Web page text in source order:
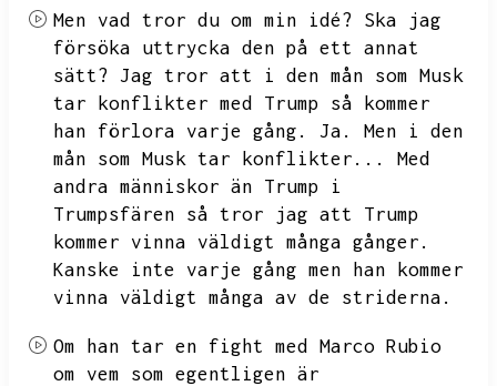
Men vad tror du om min idé?
Ska jag
försöka uttrycka den på ett annat
sätt? Jag tror att i den mån som Musk
tar konflikter med Trump så kommer
han förlora varje gång.
Ja.
Men i den
mån som Musk tar konflikter...
Med
andra människor än Trump i
Trumpsfären så tror jag att Trump
kommer vinna väldigt många gånger.
Kanske inte varje gång men han kommer
vinna väldigt många av de striderna.
Om han tar en fight med Marco Rubio
om vem som egentligen är